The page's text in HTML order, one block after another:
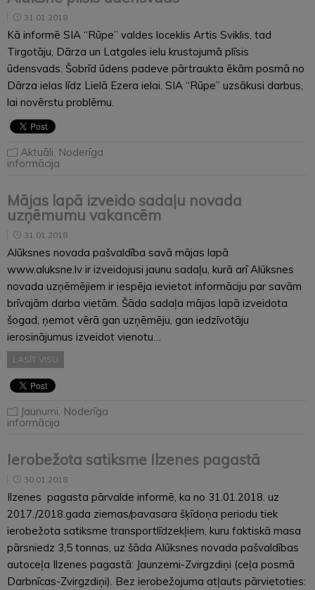
31.01.2018
Kā informē SIA “Rūpe” valdes loceklis Artis Sviklis, tad
Tirgotāju, Dārza un Latgales ielu krustojumā plīsis
ūdensvads. Šobrīd ūdens padeve pārtraukta ēkām posmā no
Dārza ielas līdz Lielā Ezera ielai. SIA “Rūpe” uzsākusi darbus,
lai novērstu problēmu.
Aktuāli Noderīga
informācija
Mājas lapā izveido sadaļu novada
uzņēmumu vakancēm
31.01.2018
Alūksnes novada pašvaldība savā mājas lapā
www.aluksne.lv ir izveidojusi jaunu sadaļu, kurā arī Alūksnes
novada uzņēmējiem ir iespēja ievietot informāciju par savām
brīvajām darba vietām. Šāda sadaļa mājas lapā izveidota
šogad, ņemot vērā gan uzņēmēju, gan iedzīvotāju
ierosinājumus izveidot vienotu…
LASĪT VISU
Jaunumi Noderīga
informācija
Ierobežota satiksme Ilzenes pagastā
30.01.2018
Ilzenes pagasta pārvalde informē, ka no 31.01.2018. uz
2017./2018.gada ziemas/pavasara šķīdoņa periodu tiek
ierobežota satiksme transportlīdzekļiem, kuru faktiskā masa
pārsniedz 3,5 tonnas, uz šāda Alūksnes novada pašvaldības
autoceļa Ilzenes pagastā: Jaunzemi-Zvirgzdiņi (ceļa posmā
Darbnīcas-Zvirgzdiņi). Bez ierobežojuma atļauts pārvietoties: